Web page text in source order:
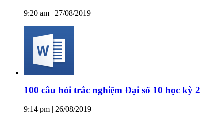
9:20 am | 27/08/2019
100 câu hỏi trắc nghiệm Đại số 10 học kỳ 2
9:14 pm | 26/08/2019